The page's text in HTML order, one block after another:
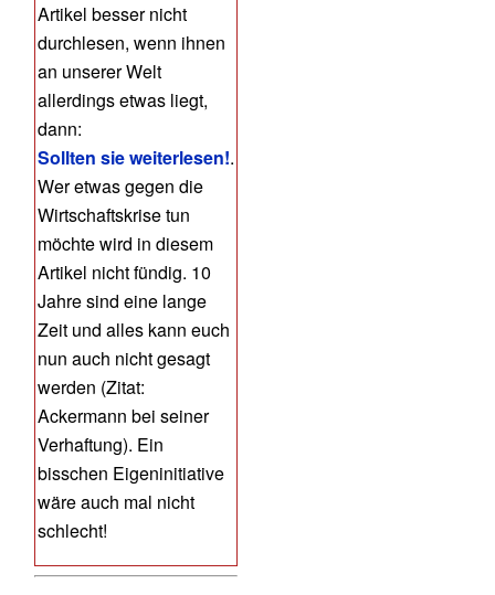
Artikel besser nicht
durchlesen, wenn ihnen
an unserer Welt
allerdings etwas liegt,
dann:
Sollten sie weiterlesen!.
Wer etwas gegen die
Wirtschaftskrise tun
möchte wird in diesem
Artikel nicht fündig. 10
Jahre sind eine lange
Zeit und alles kann euch
nun auch nicht gesagt
werden (Zitat:
Ackermann bei seiner
Verhaftung). Ein
bisschen Eigeninitiative
wäre auch mal nicht
schlecht!